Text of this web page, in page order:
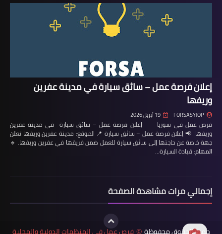
إعلان فرصة عمل – سائق سيارة في مدينة عفرين
وريفها
FORSASYJOP 19 أبريل 2026
فرص عمل في سوريا إعلان فرصة عمل – سائق سيارة في مدينة عفرين
وريفها 📢 إعلان فرصة عمل – سائق سيارة 📍 الموقع: مدينة عفرين وريفها تعلن
جهة خاصة عن حاجتها إلى سائق سيارة للعمل ضمن فريقها في عفرين وريفها. 🔹
المهام: قيادة السيارة…
إجمالي مرات مشاهدة الصفحة
©